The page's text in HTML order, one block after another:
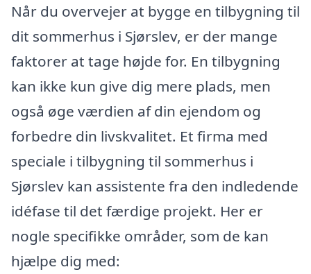
Når du overvejer at bygge en tilbygning til
dit sommerhus i Sjørslev, er der mange
faktorer at tage højde for. En tilbygning
kan ikke kun give dig mere plads, men
også øge værdien af din ejendom og
forbedre din livskvalitet. Et firma med
speciale i tilbygning til sommerhus i
Sjørslev kan assistente fra den indledende
idéfase til det færdige projekt. Her er
nogle specifikke områder, som de kan
hjælpe dig med: